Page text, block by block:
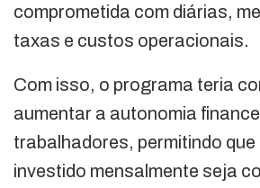
comprometida com diárias,
taxas e custos operacionais.
Com isso, o programa teria
aumentar a autonomia
trabalhadores, permitindo que
investido mensalmente seja